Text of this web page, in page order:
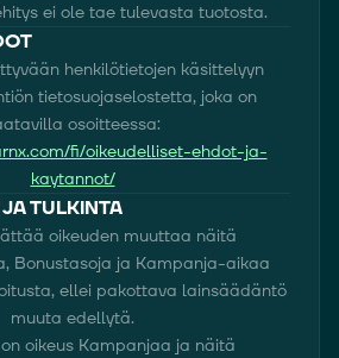
ei ole tae tulevasta tuotosta.
henkilötietojen käsittelyyn
tietosuojaselostetta, joka on
osoitteessa:
fi/oikeudelliset-ehdot-ja-
kaytannot/
TULKINTA
oikeuden muuttaa näitä
Bonustasoja ja Kampanja-aikaa
ellei pakottava lainsäädäntö
muuta edellytä.
oikeus Kampanjaa ja näitä